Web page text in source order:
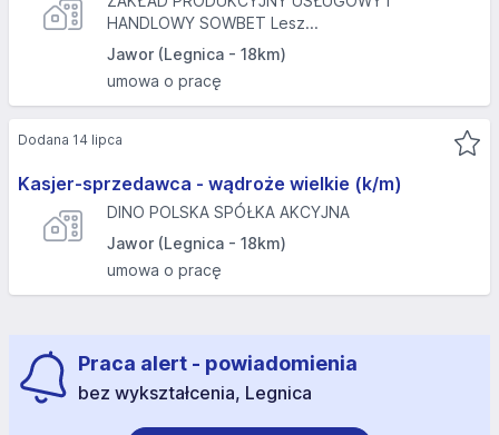
HANDLOWY SOWBET Lesz...
Jawor (Legnica - 18km)
umowa o pracę
Kasjer-sprzedawca - wądroże wielkie (k/m)
DINO POLSKA SPÓŁKA AKCYJNA
Jawor (Legnica - 18km)
umowa o pracę
Dodana 14 lipca
Praca alert - powiadomienia
bez wykształcenia, Legnica